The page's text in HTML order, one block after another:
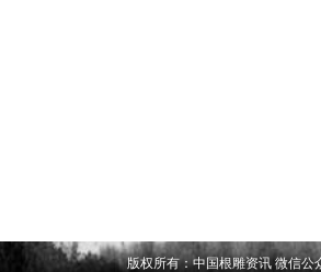
版权所有：中国根雕资讯 微信公